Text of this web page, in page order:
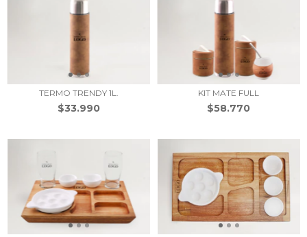
TERMO TRENDY 1L.
$33.990
KIT MATE FULL
$58.770